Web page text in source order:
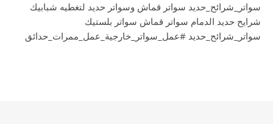
سواتر_شرائح_حديد سواتر قماش وسواتر حديد لتغطيه شبابيك
شرايح حديد الدمام سواتر قماش سواتر بلستيك
سواتر_شرائح_حديد #عمل_سواتر_خارجية_عمل_ممرات_حدائق